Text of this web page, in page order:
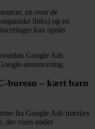
en over de
links) og en
kan opnås
Google Ads
annoncering.
bureau – kært barn
fra Google Ads mærkes
der vises under